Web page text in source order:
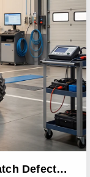
Defect